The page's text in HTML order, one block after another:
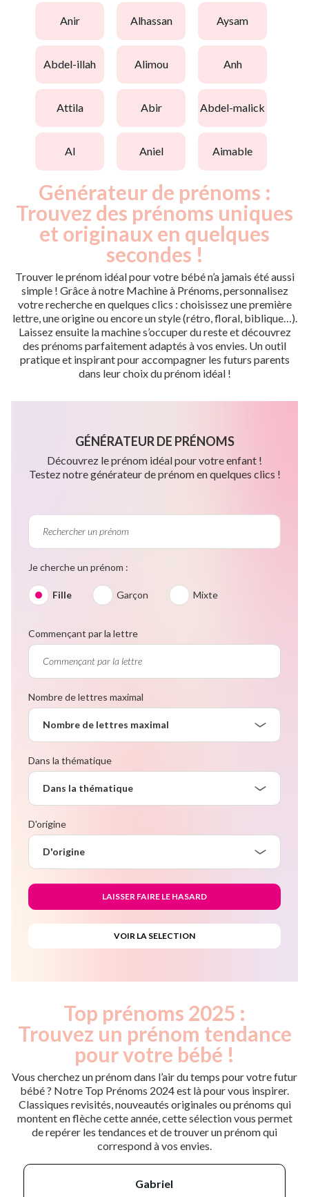
anir alhassan aysam
abdel-illah alimou anh
attila abir abdel-malick
al aniel aimable
Générateur de prénoms :
Trouvez des prénoms uniques
et originaux en quelques
secondes !
Trouver le prénom idéal pour votre bébé n’a jamais été aussi
simple ! Grâce à notre Machine à Prénoms, personnalisez
votre recherche en quelques clics : choisissez une première
lettre, une origine ou encore un style (rétro, floral, biblique…).
Laissez ensuite la machine s’occuper du reste et découvrez
des prénoms parfaitement adaptés à vos envies. Un outil
pratique et inspirant pour accompagner les futurs parents
dans leur choix du prénom idéal !
GÉNÉRATEUR DE PRÉNOMS
Découvrez le prénom idéal pour votre enfant !
Testez notre générateur de prénom en quelques clics !
Je cherche un prénom :
Fille Garçon Mixte
Commençant par la lettre
Nombre de lettres maximal
Nombre de lettres maximal
Dans la thématique
Dans la thématique
D'origine
D'origine
Top prénoms 2025 :
Trouvez un prénom tendance
pour votre bébé !
Vous cherchez un prénom dans l’air du temps pour votre futur
bébé ? Notre Top Prénoms 2024 est là pour vous inspirer.
Classiques revisités, nouveautés originales ou prénoms qui
montent en flèche cette année, cette sélection vous permet
de repérer les tendances et de trouver un prénom qui
correspond à vos envies.
gabriel